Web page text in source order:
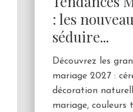
: les
séduire...
Découvrez les
mariage 2027 :
décoration
mariage, couleurs